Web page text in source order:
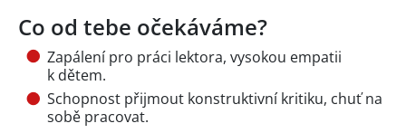
Co od tebe očekáváme?
Zapálení pro práci lektora, vysokou empatii
k dětem.
Schopnost přijmout konstruktivní kritiku, chuť na
sobě pracovat.